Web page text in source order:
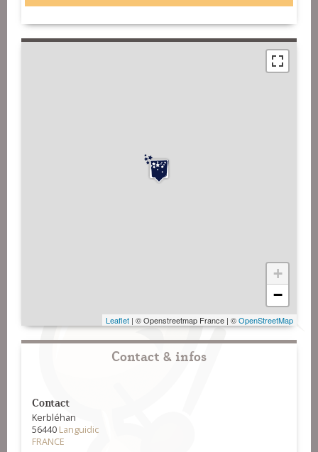
+
−
Leaflet | © Openstreetmap France | ©OpenStreetMap
Contact & infos
Contact
Kerbléhan
56440 Languidic
FRANCE